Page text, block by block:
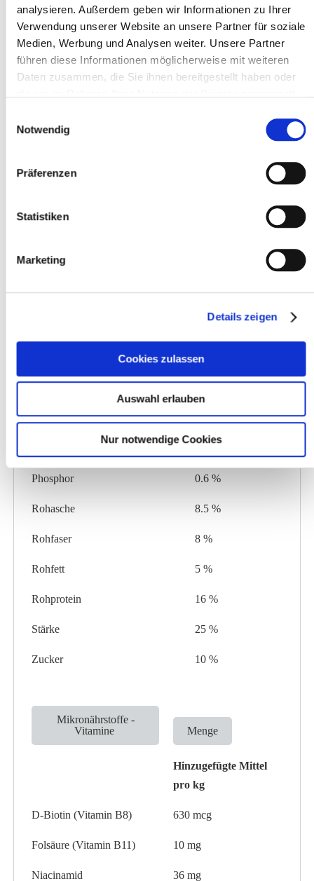
analysieren. Außerdem geben wir Informationen zu Ihrer
Verwendung unserer Website an unsere Partner für soziale
Medien, Werbung und Analysen weiter. Unsere Partner
führen diese Informationen möglicherweise mit weiteren
Daten zusammen, die Sie ihnen bereitgestellt haben oder
Notwendig
Präferenzen
Statistiken
Marketing
Details zeigen
Cookies zulassen
Auswahl erlauben
Nur notwendige Cookies
ausgewachsene Pferde wechseln
Eine volleFutterschaufel beinhaltet ca. 1,3 kg Pavo
PodoGrow
Energie (DE)
Makronährstoffe
6.7 g
Methionin 2.5 g
Phosphor 0.6 %
Rohasche 8.5 %
Rohfaser 8 %
Rohfett 5 %
Rohprotein 16 %
Stärke 25 %
Zucker 10 %
Mikronährstoffe -
Vitamine
Menge
Hinzugefügte Mittel
pro kg
D-Biotin (Vitamin B8) 630 mcg
Folsäure (Vitamin B11) 10 mg
Niacinamid 36 mg